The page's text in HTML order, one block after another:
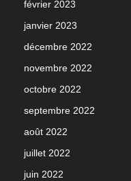
février 2023
janvier 2023
décembre 2022
novembre 2022
octobre 2022
septembre 2022
août 2022
juillet 2022
juin 2022